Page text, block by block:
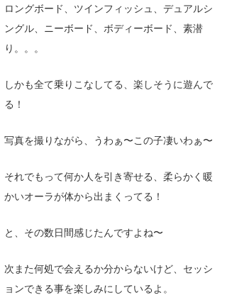
ロングボード、ツインフィッシュ、デュアルシ
ングル、ニーボード、ボディーボード、素潜
り。。。
しかも全て乗りこなしてる、楽しそうに遊んで
る！
写真を撮りながら、うわぁ〜この子凄いわぁ〜
それでもって何か人を引き寄せる、柔らかく暖
かいオーラが体から出まくってる！
と、その数日間感じたんですよね〜
次また何処で会えるか分からないけど、セッシ
ョンできる事を楽しみにしているよ。